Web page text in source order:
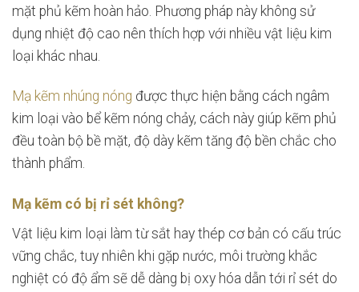
mặt phủ kẽm hoàn hảo. Phương pháp này không sử
dụng nhiệt độ cao nên thích hợp với nhiều vật liệu kim
loại khác nhau.
Mạ kẽm nhúng nóng được thực hiện bằng cách ngâm
kim loại vào bể kẽm nóng chảy, cách này giúp kẽm phủ
đều toàn bộ bề mặt, độ dày kẽm tăng độ bền chắc cho
thành phẩm.
Mạ kẽm có bị rỉ sét không?
Vật liệu kim loại làm từ sắt hay thép cơ bản có cấu trúc
vững chắc, tuy nhiên khi gặp nước, môi trường khắc
nghiệt có độ ẩm sẽ dễ dàng bị oxy hóa dẫn tới rỉ sét do